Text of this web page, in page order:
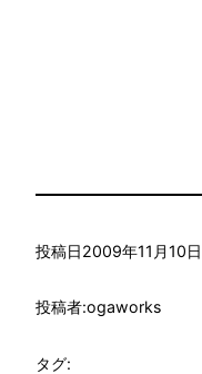
投稿日2009年11月10日
投稿者:ogaworks
タグ: